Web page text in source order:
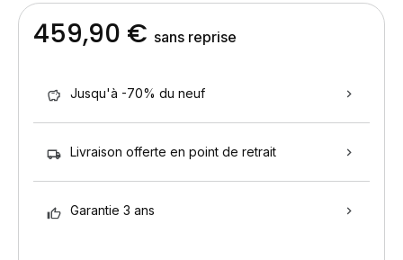
459,90 € sans reprise
Jusqu'à -70% du neuf
Livraison offerte en point de retrait
Garantie 3 ans